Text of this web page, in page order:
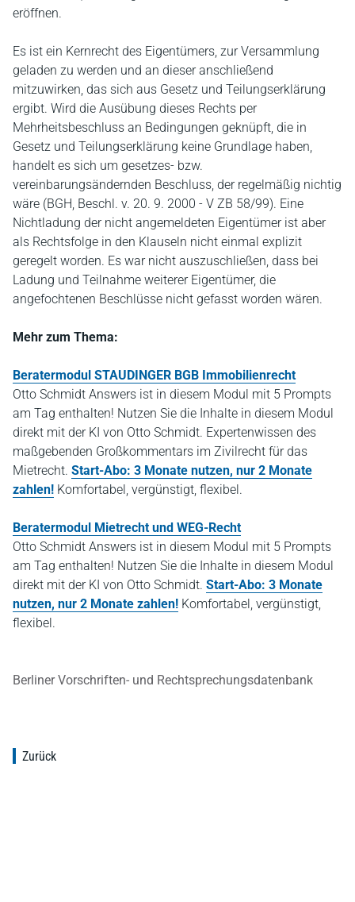
eröffnen.
Es ist ein Kernrecht des Eigentümers, zur Versammlung
geladen zu werden und an dieser anschließend
mitzuwirken, das sich aus Gesetz und Teilungserklärung
ergibt. Wird die Ausübung dieses Rechts per
Mehrheitsbeschluss an Bedingungen geknüpft, die in
Gesetz und Teilungserklärung keine Grundlage haben,
handelt es sich um gesetzes- bzw.
vereinbarungsändernden Beschluss, der regelmäßig nichtig
wäre (BGH, Beschl. v. 20. 9. 2000 - V ZB 58/99). Eine
Nichtladung der nicht angemeldeten Eigentümer ist aber
als Rechtsfolge in den Klauseln nicht einmal explizit
geregelt worden. Es war nicht auszuschließen, dass bei
Ladung und Teilnahme weiterer Eigentümer, die
angefochtenen Beschlüsse nicht gefasst worden wären.
Mehr zum Thema:
Beratermodul STAUDINGER BGB Immobilienrecht
Otto Schmidt Answers ist in diesem Modul mit 5 Prompts
am Tag enthalten! Nutzen Sie die Inhalte in diesem Modul
direkt mit der KI von Otto Schmidt. Expertenwissen des
maßgebenden Großkommentars im Zivilrecht für das
Mietrecht. Start-Abo: 3 Monate nutzen, nur 2 Monate
zahlen! Komfortabel, vergünstigt, flexibel.
Beratermodul Mietrecht und WEG-Recht
Otto Schmidt Answers ist in diesem Modul mit 5 Prompts
am Tag enthalten! Nutzen Sie die Inhalte in diesem Modul
direkt mit der KI von Otto Schmidt. Start-Abo: 3 Monate
nutzen, nur 2 Monate zahlen! Komfortabel, vergünstigt,
flexibel.
Berliner Vorschriften- und Rechtsprechungsdatenbank
Zurück